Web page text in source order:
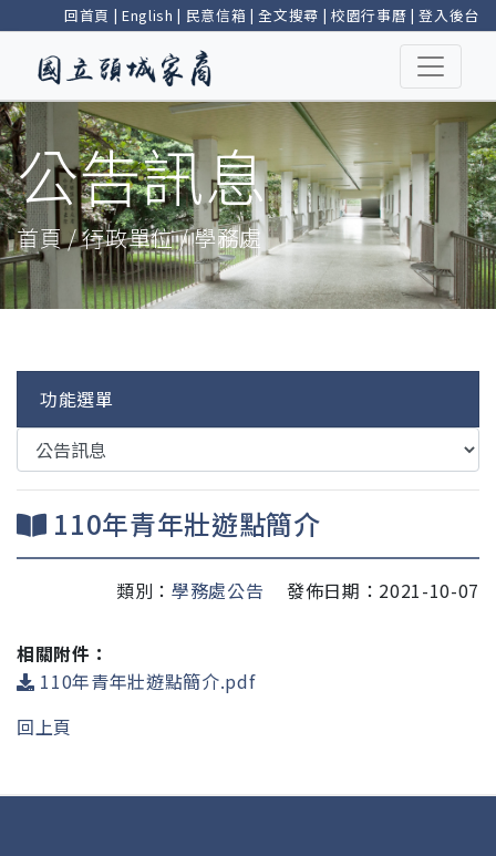
回首頁 | English | 民意信箱 |全文搜尋 | 校園行事曆 |登入後台
公告訊息
首頁 / 行政單位 / 學務處
功能選單
110年青年壯遊點簡介
類別： 學務處公告 發佈日期：2021-10-07
相關附件：
110年青年壯遊點簡介.pdf
回上頁